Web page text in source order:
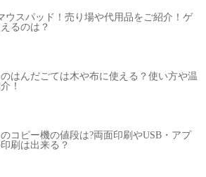
ウスパッド！売り場や代用品をご紹介！ゲ
るのは？
はんだごては木や布に使える？使い方や温
！
コピー機の値段は?両面印刷やUSB・アプ
刷は出来る？